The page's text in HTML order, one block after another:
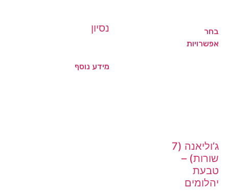
בחר
אפשרויות
נסיון
מידע נוסף
ג’וליאנה (7
שורות) –
טבעת
יהלומים